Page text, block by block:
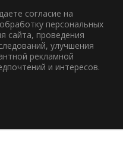
согласие на
персональных
сайта, проведения
улучшения
рекламной
и интересов.